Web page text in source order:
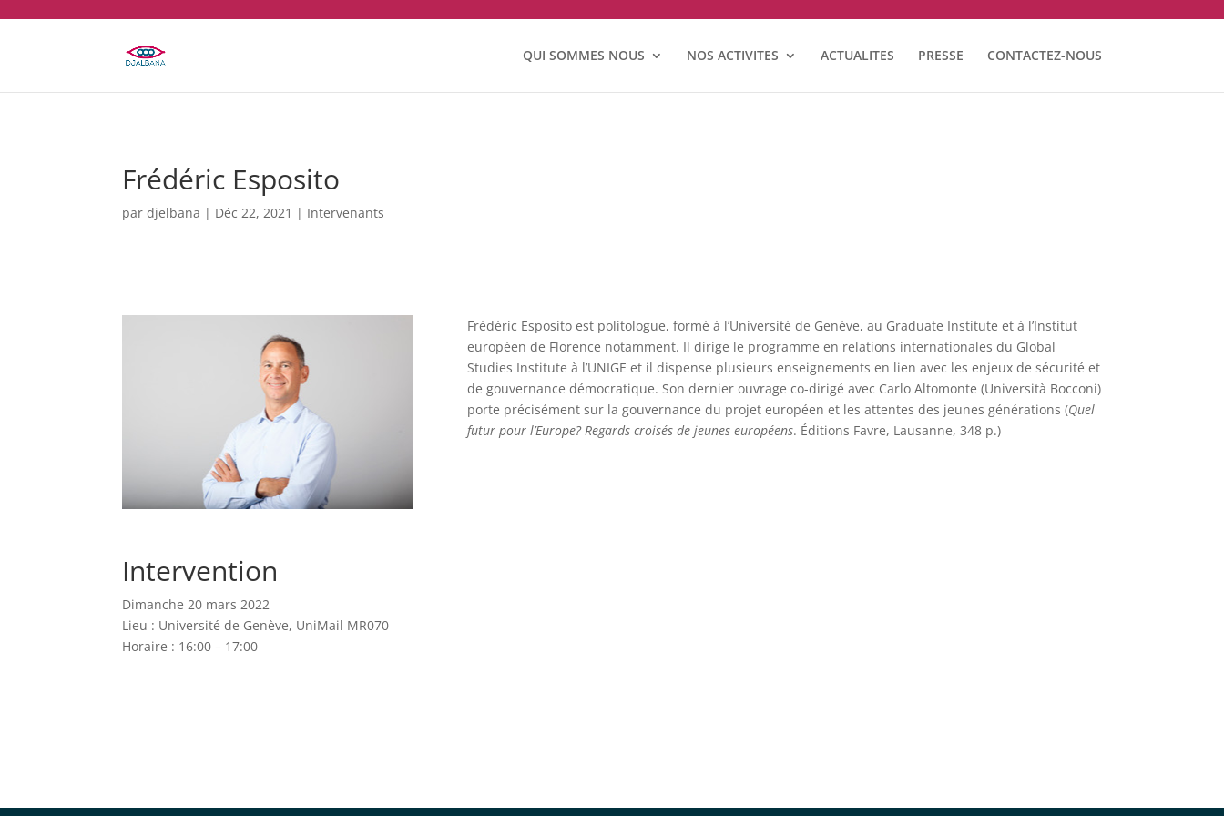
QUI SOMMES NOUS NOS ACTIVITES ACTUALITES PRESSE CONTACTEZ-NOUS
Frédéric Esposito
pardjelbana | Déc 22, 2021 | Intervenants
Frédéric Esposito est politologue, formé à l’Université de Genève, au Graduate Institute et à l’Institut
européen de Florence notamment. Il dirige le programme en relations internationales du Global
Studies Institute à l’UNIGE et il dispense plusieurs enseignements en lien avec les enjeux de sécurité et
de gouvernance démocratique. Son dernier ouvrage co-dirigé avec Carlo Altomonte (Università Bocconi)
porte précisément sur la gouvernance du projet européen et les attentes des jeunes générations (Quel
futur pour l’Europe? Regards croisés de jeunes européens. Éditions Favre, Lausanne, 348 p.)
Intervention
Dimanche 20 mars 2022
Lieu : Université de Genève, UniMail MR070
Horaire : 16:00 – 17:00